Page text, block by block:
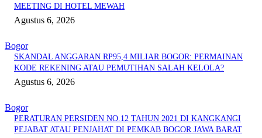
MEETING DI HOTEL MEWAH
Agustus 6, 2026
Bogor
SKANDAL ANGGARAN RP95,4 MILIAR BOGOR: PERMAINAN
KODE REKENING ATAU PEMUTIHAN SALAH KELOLA?
Agustus 6, 2026
Bogor
PERATURAN PERSIDEN NO.12 TAHUN 2021 DI KANGKANGI
PEJABAT ATAU PENJAHAT DI PEMKAB BOGOR JAWA BARAT